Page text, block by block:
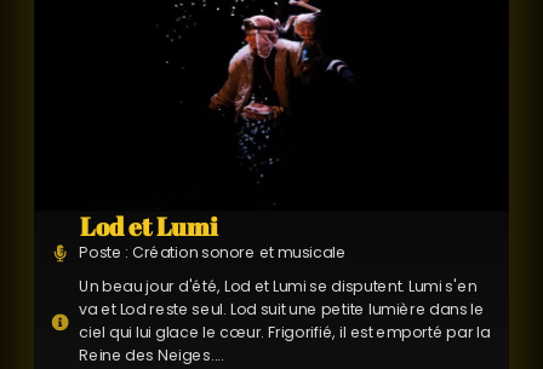
Lod et Lumi
Poste : Création sonore et musicale
Un beau jour d'été, Lod et Lumi se disputent. Lumi s'en
va et Lod reste seul. Lod suit une petite lumière dans le
ciel qui lui glace le cœur. Frigorifié, il est emporté par la
Reine des Neiges....